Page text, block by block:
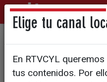
El
avanzar en
Elige tu canal
En RTVCYL
tus contenidos. Por